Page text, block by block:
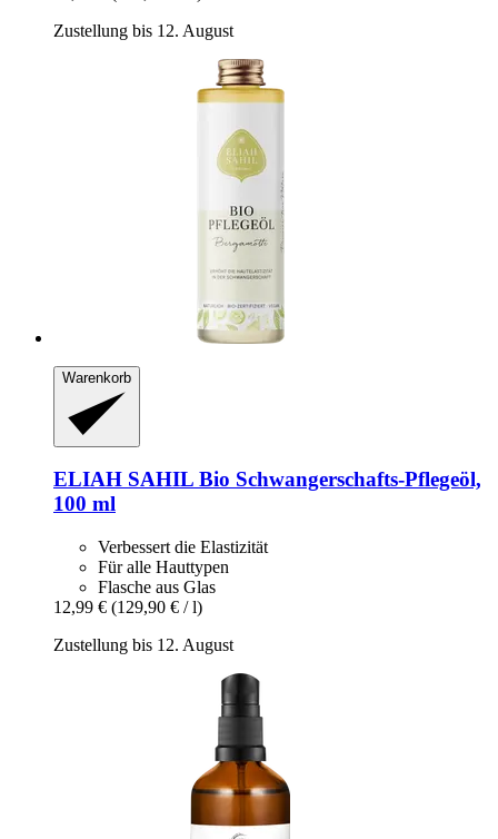
Zustellung bis 12. August
Warenkorb
ELIAH SAHIL Bio Schwangerschafts-​Pflegeöl,
100 ml
Verbessert die Elastizität
Für alle Hauttypen
Flasche aus Glas
12,99 € (129,90 € / l)
Zustellung bis 12. August